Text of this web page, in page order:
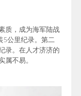
质，成为海军陆战
5公里纪录。第二
录。在人才济济的
属不易。